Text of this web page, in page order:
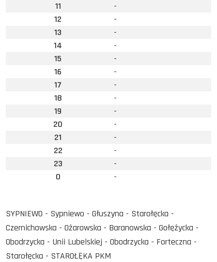
11
-
12
-
13
-
14
-
15
-
16
-
17
-
18
-
19
-
20
-
21
-
22
-
23
-
0
-
SYPNIEWO - Sypniewo - Głuszyna - Starołęcka -
Czernichowska - Ożarowska - Baranowska - Gołężycka -
Obodrzycka - Unii Lubelskiej - Obodrzycka - Forteczna -
Starołęcka - STAROŁĘKA PKM